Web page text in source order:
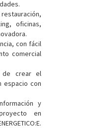
oficinas,
con fácil
comercial
de crear el
espacio con
y
en